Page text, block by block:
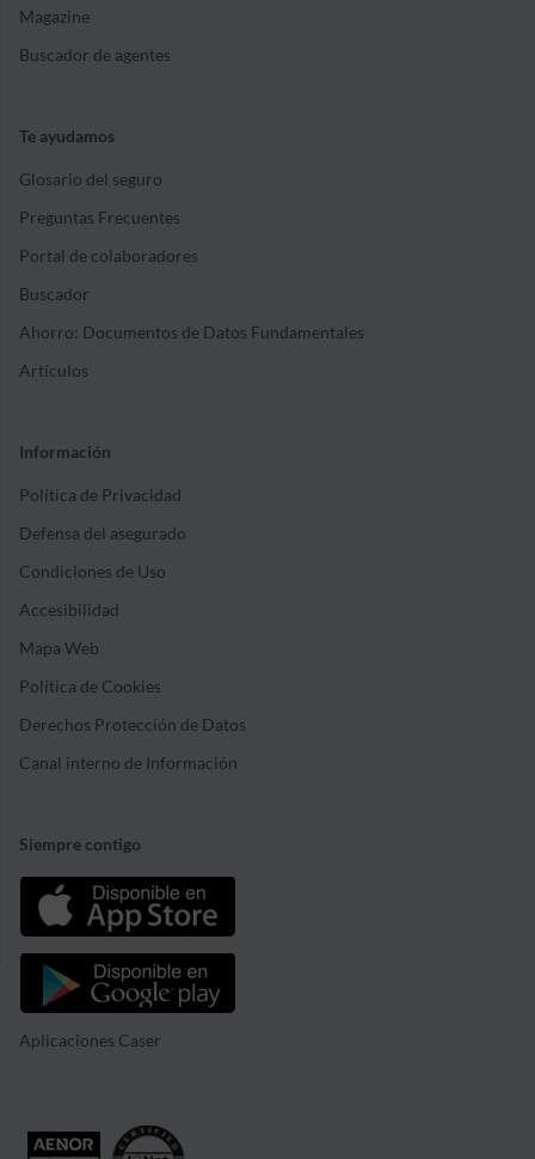
Magazine
Buscador de agentes
Te ayudamos
Glosario del seguro
Preguntas Frecuentes
Portal de colaboradores
Buscador
Ahorro: Documentos de Datos Fundamentales
Artículos
Información
Política de Privacidad
Defensa del asegurado
Condiciones de Uso
Accesibilidad
Mapa Web
Política de Cookies
Derechos Protección de Datos
Canal interno de Información
Siempre contigo
Aplicaciones Caser